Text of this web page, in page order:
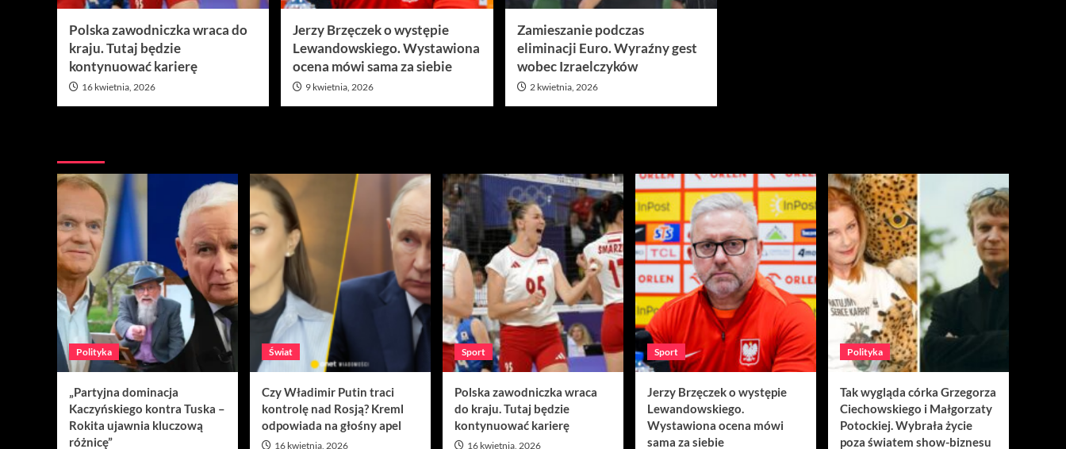
Polska zawodniczka wraca do
kraju. Tutaj będzie
kontynuować karierę
16 kwietnia, 2026
Jerzy Brzęczek o występie
Lewandowskiego. Wystawiona
ocena mówi sama za siebie
9 kwietnia, 2026
Zamieszanie podczas
eliminacji Euro. Wyraźny gest
wobec Izraelczyków
2 kwietnia, 2026
Polityka
„Partyjna dominacja
Kaczyńskiego kontra Tuska –
Rokita ujawnia kluczową
różnicę”
Świat
Czy Władimir Putin traci
kontrolę nad Rosją? Kreml
odpowiada na głośny apel
16 kwietnia, 2026
Sport
Polska zawodniczka wraca
do kraju. Tutaj będzie
kontynuować karierę
16 kwietnia, 2026
Sport
Jerzy Brzęczek o występie
Lewandowskiego.
Wystawiona ocena mówi
sama za siebie
Polityka
Tak wygląda córka Grzegorza
Ciechowskiego i Małgorzaty
Potockiej. Wybrała życie
poza światem show-biznesu